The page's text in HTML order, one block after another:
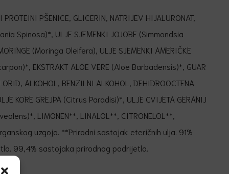
PŠENICE, GLICERIN, NATRIJEV HIJALURONAT,
Spinosa)*, ULJE SJEMENKI JOJOBE (Simmondsia
(Moringa Oleifera), ULJE SJEMENKI AMERIČKE
EKSTRAKT ALOE VERE (Aloe Barbadensis)*, GUAR
ALKOHOL, BENZILNI ALKOHOL, DEHIDROOCTENA
KORE GREJPA (Citrus Paradisi)*, ULJE CVIJETA GERANIJ
LIMONEN**, LINALOL**, CITRONELOL**,
uzgoja. **Prirodni sastojak eteričnih ulja. 91%
99,4% sastojaka prirodnog podrijetla.